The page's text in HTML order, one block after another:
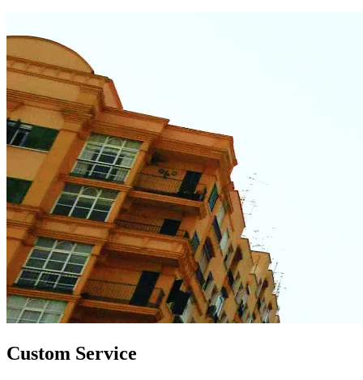
Custom Service